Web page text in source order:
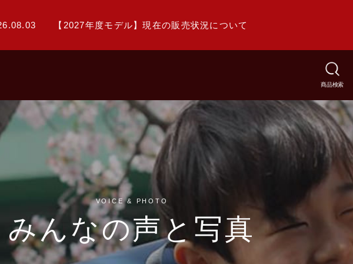
【2027年度モデル】現在の販売状況について
商品検索
VOICE & PHOTO
みんなの声と写真